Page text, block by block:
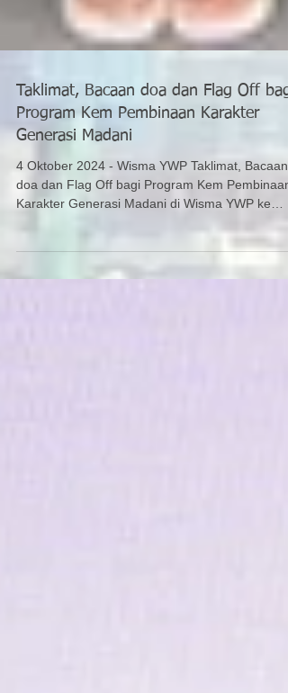
Taklimat, Bacaan doa dan Flag Off bagi
Program Kem Pembinaan Karakter
Generasi Madani
4 Oktober 2024 - Wisma YWP Taklimat, Bacaan
Karakter Generasi Madani di Wisma YWP ke
Photon...